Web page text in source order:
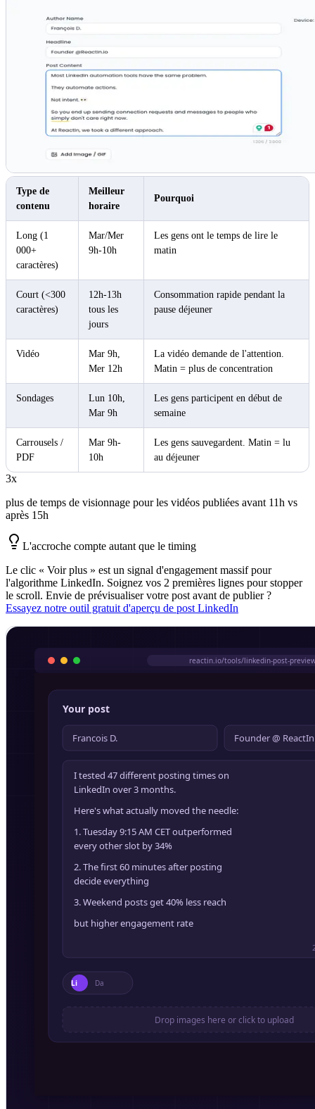
Type de
contenu
Meilleur
horaire
Pourquoi
Long (1
000+
caractères)
Mar/Mer
9h-10h
Les gens ont le temps de lire le
matin
Court (<300
caractères)
12h-13h
tous les
jours
Consommation rapide pendant la
pause déjeuner
Vidéo
Mar 9h,
Mer 12h
La vidéo demande de l'attention.
Matin = plus de concentration
Sondages
Lun 10h,
Mar 9h
Les gens participent en début de
semaine
Carrousels /
PDF
Mar 9h-
10h
Les gens sauvegardent. Matin = lu
au déjeuner
3x
plus de temps de visionnage pour les vidéos publiées avant 11h vs
après 15h
L'accroche compte autant que le timing
Le clic « Voir plus » est un signal d'engagement massif pour
l'algorithme LinkedIn. Soignez vos 2 premières lignes pour stopper
le scroll. Envie de prévisualiser votre post avant de publier ?
Essayez notre outil gratuit d'aperçu de post LinkedIn